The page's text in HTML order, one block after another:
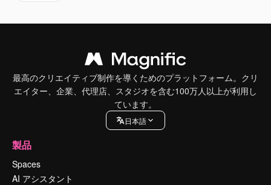
最高のクリエイティブ制作を導くためのプラットフォーム。クリ
エイター、企業、代理店、スタジオを含む100万人以上が利用し
ています。
日本語
製品
Spaces
AI アシスタント